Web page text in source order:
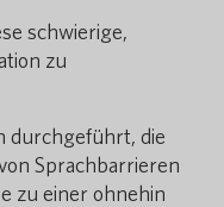
schwierige,
zu
durchgeführt, die
Sprachbarrieren
zu einer ohnehin